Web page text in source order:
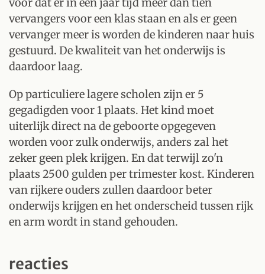
vervangers voor een klas staan en als er geen
vervanger meer is worden de kinderen naar huis
gestuurd. De kwaliteit van het onderwijs is
daardoor laag.
Op particuliere lagere scholen zijn er 5
gegadigden voor 1 plaats. Het kind moet
uiterlijk direct na de geboorte opgegeven
worden voor zulk onderwijs, anders zal het
zeker geen plek krijgen. En dat terwijl zo'n
plaats 2500 gulden per trimester kost. Kinderen
van rijkere ouders zullen daardoor beter
onderwijs krijgen en het onderscheid tussen rijk
en arm wordt in stand gehouden.
reacties